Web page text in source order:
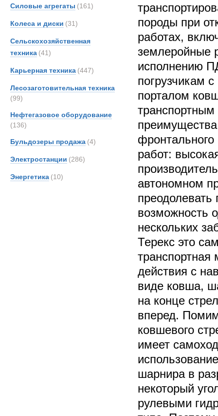
Силовые агрегаты (161)
Колеса и диски (31)
Сельскохозяйственная
техника (41)
Карьерная техника (447)
Лесозаготовительная техника
(99)
Нефтегазовое оборудование
(136)
Бульдозеры продажа (4)
Электростанции (286)
Энергетика (10)
породы при
работах,
землеройные
исполнению
погрузчикам
порталом
фронтального
работ:
автономном
возможность
нескольких
Терекс это
транспортная
действия с
виде ковша,
на конце
вперед.
ковшевого
имеет
шарнира в
некоторый
рулевыми